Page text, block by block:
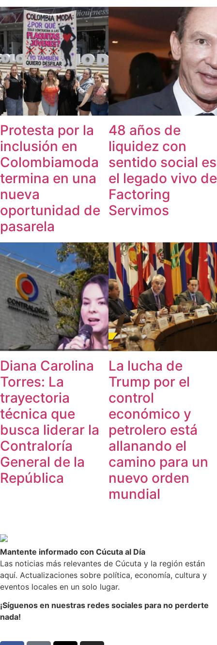
Protesta por la
inclusión en
Colombiamoda
termina en una
nueva
oportunidad de
pasarela
48 años de
liquidez con
sentido social es
el legado vivo de
Factoring
Servimos
Diana Carolina
Torres: La
trayectoria
técnica que
busca liderar la
Contraloría
General de la
República
La lucha de
Trump por el
control
económico y
petrolero está
allanando el
camino para un
nuevo orden
mundial
Mantente informado con Cúcuta al Día
Las noticias más relevantes de Cúcuta y la región están
aquí. Actualizaciones sobre política, economía, cultura y
eventos locales en un solo lugar.
¡Síguenos en nuestras redes sociales para no perderte
nada!